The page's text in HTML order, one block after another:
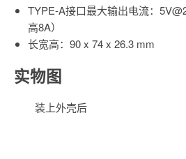
TYPE-A接口最大输出电流：
高8A）
长宽高：90 x 74 x 26.3 mm
实物图
装上外壳后